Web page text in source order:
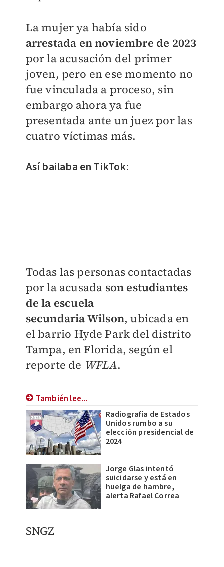
La mujer ya había sido
arrestada en noviembre de 2023
por la acusación del primer
joven, pero en ese momento no
fue vinculada a proceso, sin
embargo ahora ya fue
presentada ante un juez por las
cuatro víctimas más.
Así bailaba en TikTok:
Todas las personas contactadas
por la acusada son estudiantes
de la escuela
secundariaWilson, ubicada en
el barrio Hyde Park del distrito
Tampa, en Florida, según el
reporte de WFLA.
También lee...
Radiografía de Estados
Unidos rumbo a su
elección presidencial de
2024
Jorge Glas intentó
suicidarse y está en
huelga de hambre,
alerta Rafael Correa
SNGZ